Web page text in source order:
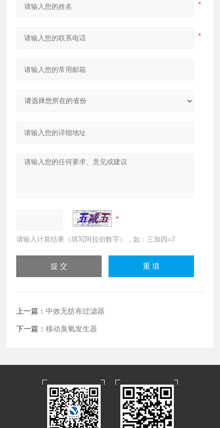
请输入计算结果（填写阿拉伯数字），如：三加四=7
上一篇：中效无纺布过滤器
下一篇：移动臭氧发生器